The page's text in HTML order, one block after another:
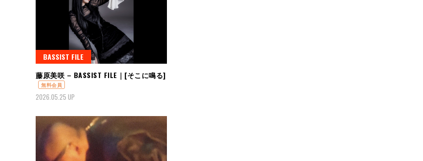
BASSIST FILE
藤原美咲 – BASSIST FILE｜[そこに鳴る]
無料会員
2026.05.25 UP